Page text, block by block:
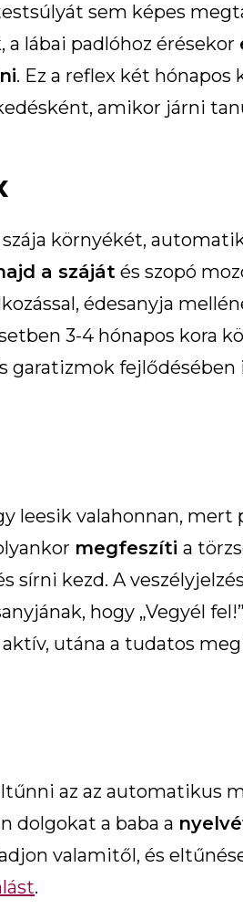
sem képes
a lábai padlóhoz érésekor
. Ez a reflex két hónapos
amikor járni
környékét,
a száját és szopó
édesanyja
3-4 hónapos kora
garatizmok fejlődésében
leesik valahonnan, mert
megfeszíti a
kezd. A
hogy „Vegyél
utána a tudatos
az az automatikus
dolgokat a baba a
valamitől, és
.